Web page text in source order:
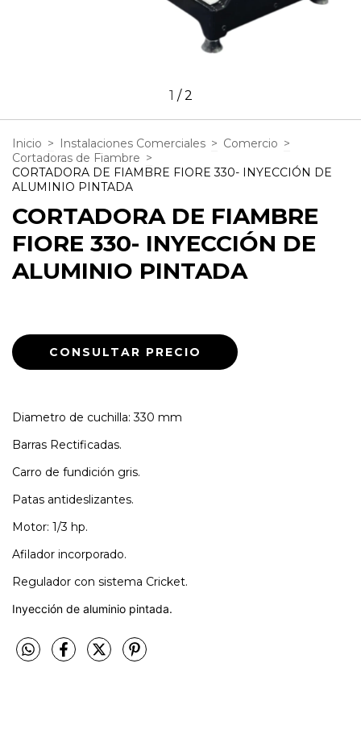
1 /2
Inicio > Instalaciones Comerciales > Comercio >
Cortadoras de Fiambre >
CORTADORA DE FIAMBRE FIORE 330- INYECCIÓN DE
ALUMINIO PINTADA
CORTADORA DE FIAMBRE
FIORE 330- INYECCIÓN DE
ALUMINIO PINTADA
Diametro de cuchilla: 330 mm
Barras Rectificadas.
Carro de fundición gris.
Patas antideslizantes.
Motor: 1/3 hp.
Afilador incorporado.
Regulador con sistema Cricket.
Inyección de aluminio pintada.